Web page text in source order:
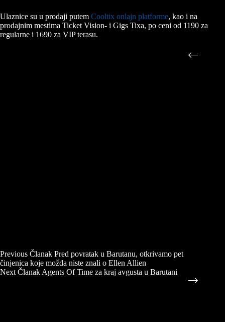
Ulaznice su u prodaji putem Cooltix onlajn platforme, kao i na
prodajnim mestima Ticket Vision- i Gigs Tixa, po ceni od 1190 za
regularne i 1690 za VIP terasu.
Previous Članak Pred povratak u Barutanu, otkrivamo pet
činjenica koje možda niste znali o Ellen Allien
Next Članak Agents Of Time za kraj avgusta u Barutani